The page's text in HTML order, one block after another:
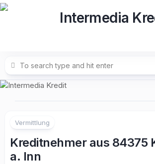
Skip
Vermittlung
Kreditnehmer aus 84375
a. Inn